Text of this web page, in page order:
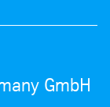
GmbH